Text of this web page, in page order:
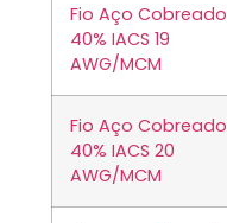
Fio Aço Cobreado
40% IACS 19
AWG/MCM
Fio Aço Cobreado
40% IACS 20
AWG/MCM